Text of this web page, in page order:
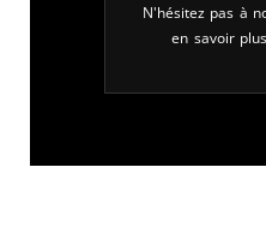
N'hésitez pas à
en savoir